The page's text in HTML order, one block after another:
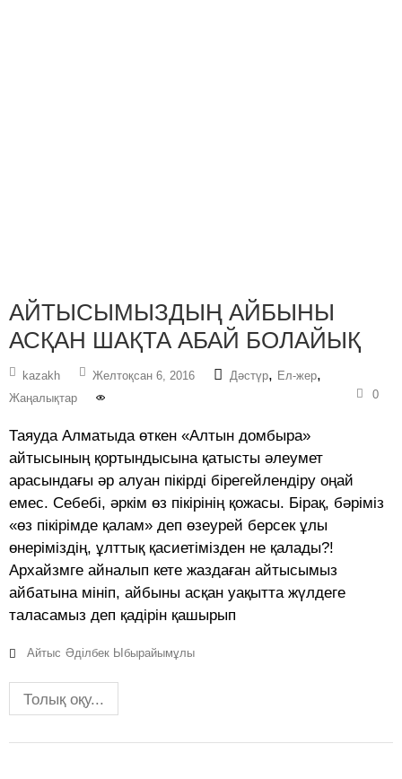
АЙТЫСЫМЫЗДЫҢ АЙБЫНЫ
АСҚАН ШАҚТА АБАЙ БОЛАЙЫҚ
kazakh Желтоқсан 6, 2016 Дәстүр, Ел-жер,
Жаңалықтар 0
Таяуда Алматыда өткен «Алтын домбыра»
айтысының қортындысына қатысты әлеумет
арасындағы әр алуан пікірді бірегейлендіру оңай
емес. Себебі, әркім өз пікірінің қожасы. Бірақ, бәріміз
«өз пікірімде қалам» деп өзеурей берсек ұлы
өнеріміздің, ұлттық қасиетімізден не қалады?!
Архайзмге айналып кете жаздаған айтысымыз
айбатына мініп, айбыны асқан уақытта жүлдеге
таласамыз деп қадірін қашырып
Айтыс Әділбек Ыбырайымұлы
Толық оқу...